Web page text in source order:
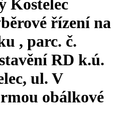
Kostelec
řízení na
, parc. č.
RD k.ú.
ul. V
obálkové